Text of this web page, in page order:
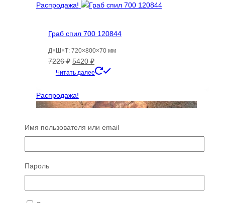
Распродажа!
Граб спил 700 120844
Д×Ш×Т: 720×800×70 мм
7226₽ Первоначальная
цена
7226 ₽.
5420 ₽Текущая
цена:
Читать далее
Распродажа!
Имя пользователя или email
Пароль